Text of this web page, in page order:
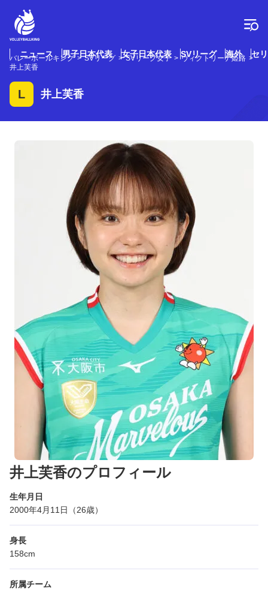
ニュース 男子日本代表 女子日本代表 SVリーグ 海外 セ
バレーボールキング SVリーグ SVリーグ女子
ヴィクトリーナ姫路
井上芙香
L 井上芙香
井上芙香のプロフィール
生年月日
2000年4月11日（26歳）
身長
158cm
所属チーム